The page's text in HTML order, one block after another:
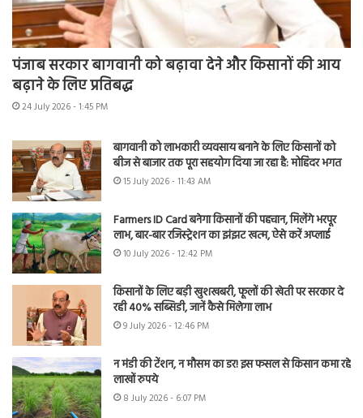
पंजाब सरकार बागवानी को बढ़ावा देने और किसानों की आय
बढ़ाने के लिए प्रतिबद्ध
24 July 2026 - 1:45 PM
बागवानी को लाभकारी व्यवसाय बनाने के लिए किसानों को
बीज से बाजार तक पूरा सहयोग दिया जा रहा है: मोहिंदर भगत
15 July 2026 - 11:43 AM
Farmers ID Card बनेगा किसानों की पहचान, मिलेंगे भरपूर
लाभ, बार-बार रजिस्ट्रेशन का झंझट खत्म, ऐसे करें अप्लाई
10 July 2026 - 12:42 PM
किसानों के लिए बड़ी खुशखबरी, फूलों की खेती पर सरकार दे
रही 40% सब्सिडी, जानें कैसे मिलेगा लाभ
9 July 2026 - 12:46 PM
न मंडी की टेंशन, न मौसम का डर! इस फसल से किसान कमा रहे
लाखों रुपये
8 July 2026 - 6:07 PM